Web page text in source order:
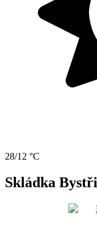
28/12 °C
Skládka